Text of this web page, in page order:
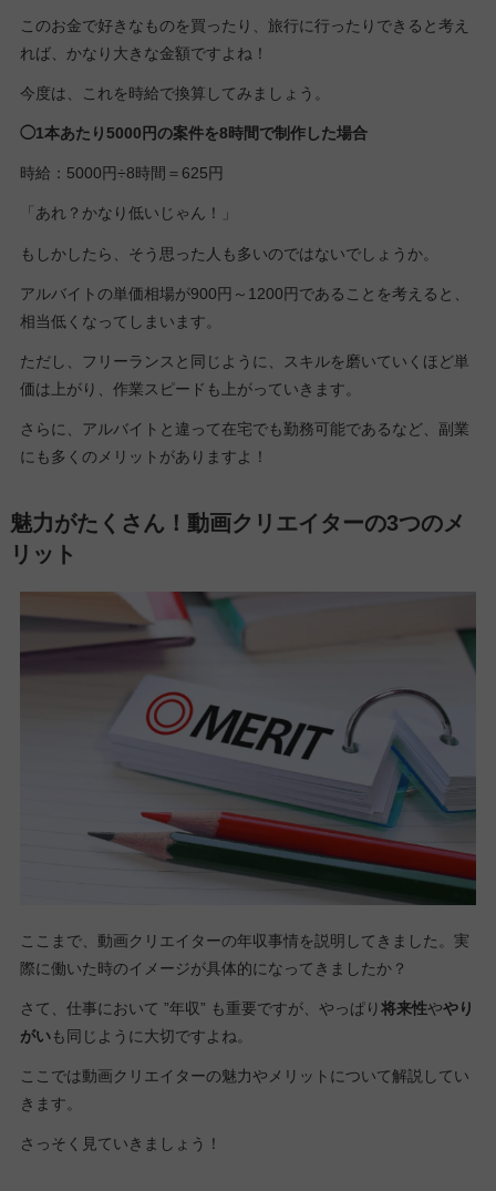
このお金で好きなものを買ったり、旅行に行ったりできると考え
れば、かなり大きな金額ですよね！
今度は、これを時給で換算してみましょう。
◯1本あたり5000円の案件を8時間で制作した場合
時給：5000円÷8時間＝625円
「あれ？かなり低いじゃん！」
もしかしたら、そう思った人も多いのではないでしょうか。
アルバイトの単価相場が900円～1200円であることを考えると、
相当低くなってしまいます。
ただし、フリーランスと同じように、スキルを磨いていくほど単
価は上がり、作業スピードも上がっていきます。
さらに、アルバイトと違って在宅でも勤務可能であるなど、副業
にも多くのメリットがありますよ！
魅力がたくさん！動画クリエイターの3つのメ
リット
ここまで、動画クリエイターの年収事情を説明してきました。実
際に働いた時のイメージが具体的になってきましたか？
さて、仕事において ”年収” も重要ですが、やっぱり将来性ややり
がいも同じように大切ですよね。
ここでは動画クリエイターの魅力やメリットについて解説してい
きます。
さっそく見ていきましょう！